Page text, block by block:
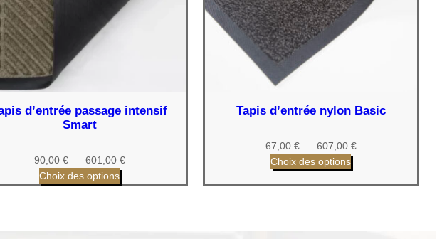
d’entrée passage intensif
Smart
90,00 € – 601,00 €Plage
Choix des options
Tapis d’entrée nylon Basic
67,00 € – 607,00 €Plage
Choix des options